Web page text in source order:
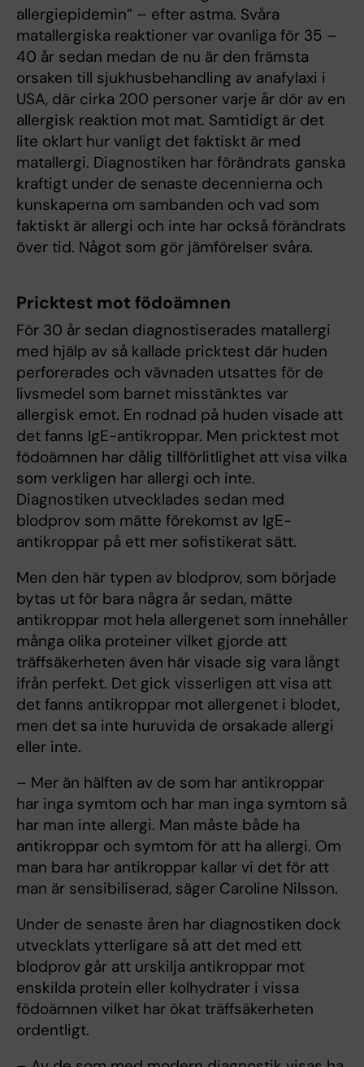
allergiepidemin” – efter astma. Svåra
matallergiska reaktioner var ovanliga för 35 –
40 år sedan medan de nu är den främsta
orsaken till sjukhusbehandling av anafylaxi i
USA, där cirka 200 personer varje år dör av en
allergisk reaktion mot mat. Samtidigt är det
lite oklart hur vanligt det faktiskt är med
matallergi. Diagnostiken har förändrats ganska
kraftigt under de senaste decennierna och
kunskaperna om sambanden och vad som
faktiskt är allergi och inte har också förändrats
över tid. Något som gör jämförelser svåra.
Pricktest mot födoämnen
För 30 år sedan diagnostiserades matallergi
med hjälp av så kallade pricktest där huden
perforerades och vävnaden utsattes för de
livsmedel som barnet misstänktes var
allergisk emot. En rodnad på huden visade att
det fanns IgE-antikroppar. Men pricktest mot
födoämnen har dålig tillförlitlighet att visa vilka
som verkligen har allergi och inte.
Diagnostiken utvecklades sedan med
blodprov som mätte förekomst av IgE-
antikroppar på ett mer sofistikerat sätt.
Men den här typen av blodprov, som började
bytas ut för bara några år sedan, mätte
antikroppar mot hela allergenet som innehåller
många olika proteiner vilket gjorde att
träffsäkerheten även här visade sig vara långt
ifrån perfekt. Det gick visserligen att visa att
det fanns antikroppar mot allergenet i blodet,
men det sa inte huruvida de orsakade allergi
eller inte.
– Mer än hälften av de som har antikroppar
har inga symtom och har man inga symtom så
har man inte allergi. Man måste både ha
antikroppar och symtom för att ha allergi. Om
man bara har antikroppar kallar vi det för att
man är sensibiliserad, säger Caroline Nilsson.
Under de senaste åren har diagnostiken dock
utvecklats ytterligare så att det med ett
blodprov går att urskilja antikroppar mot
enskilda protein eller kolhydrater i vissa
födoämnen vilket har ökat träffsäkerheten
ordentligt.